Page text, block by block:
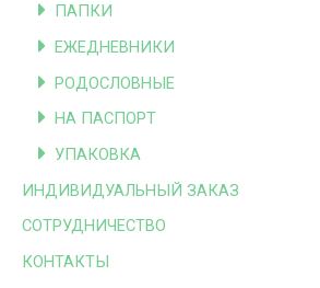
ПАПКИ
ЕЖЕДНЕВНИКИ
РОДОСЛОВНЫЕ
НА ПАСПОРТ
УПАКОВКА
ИНДИВИДУАЛЬНЫЙ ЗАКАЗ
СОТРУДНИЧЕСТВО
КОНТАКТЫ